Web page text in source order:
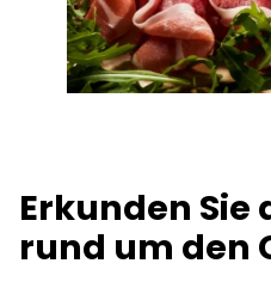
Erkunden Sie
rund um den